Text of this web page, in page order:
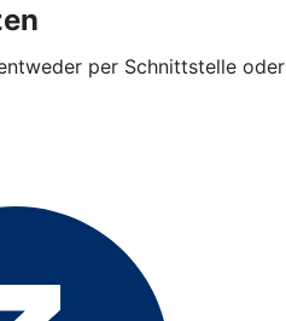
per Schnittstelle oder